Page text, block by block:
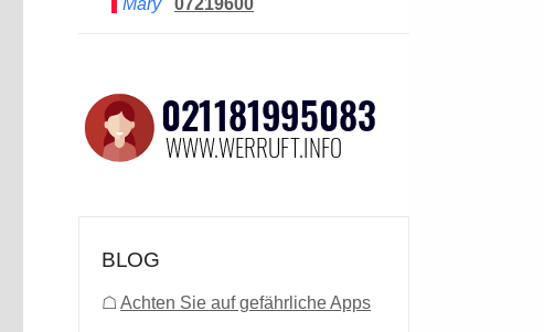
Mary
07219600
BLOG
☖ Achten Sie auf gefährliche Apps